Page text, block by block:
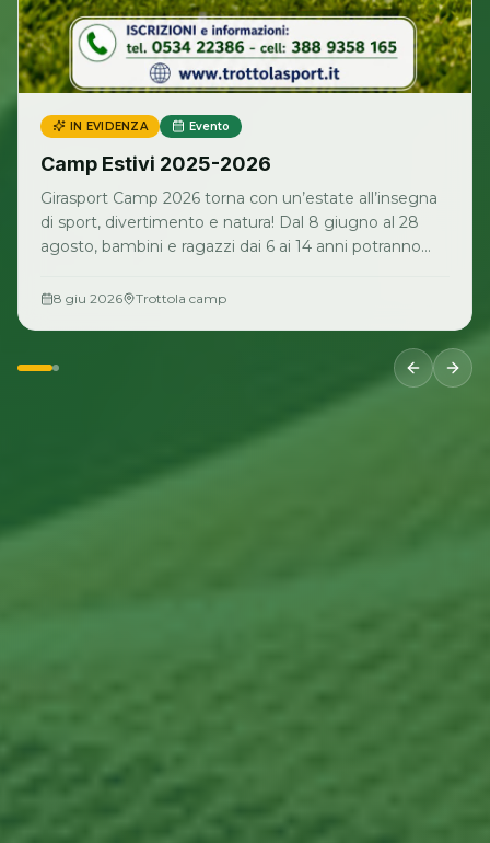
IN EVIDENZA Evento
Camp Estivi 2025-2026
Girasport Camp 2026 torna con un’estate all’insegna
di sport, divertimento e natura! Dal 8 giugno al 28
agosto, bambini e ragazzi dai 6 ai 14 anni potranno
gruppo, momenti in piscina, escursioni nella natura e
8 giu 2026 Trottola camp